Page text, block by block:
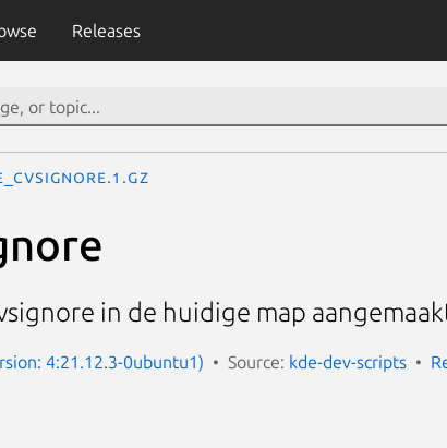
Releases
in de huidige map
4:21.12.3-0ubuntu1) Source: kde-dev-scripts